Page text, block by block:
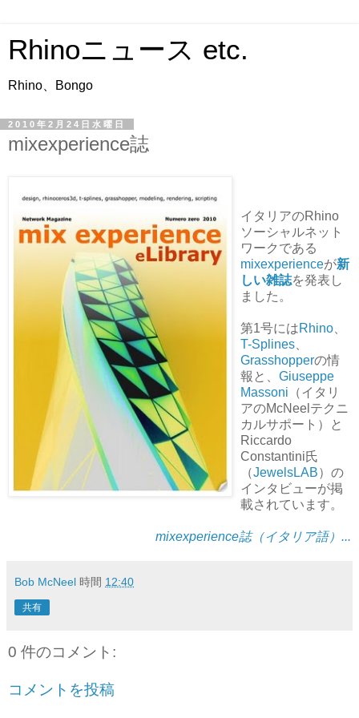
Rhinoニュース etc.
Rhino、Bongo
2010年2月24日水曜日
mixexperience誌
イタリアのRhino
ソーシャルネット
ワークである
mixexperienceが新
しい雑誌を発表し
ました。
第1号にはRhino
T-Splines
Grasshopperの情
報と、 Giuseppe
Massoni （イタリ
アのMcNeelテクニ
カルサポート）と
Riccardo
Constantini氏
（JewelsLAB）の
インタビューが掲
載されています。
mixexperience誌（イタリア語）...
Bob McNeel 時間 12:40
共有
0 件のコメント:
コメントを投稿